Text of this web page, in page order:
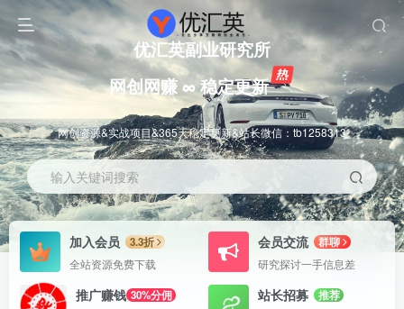
优汇英副业研究所
网创网赚 ∞ 稳定更新
网创资源&实战项目&365天稳定更新&站长微信：tb1258313
输入关键词搜索
加入会员
3.3折
全站资源免费下载
会员交流
群聊
研究探讨一手信息差
推广赚钱 30%分佣
站长招募
推荐